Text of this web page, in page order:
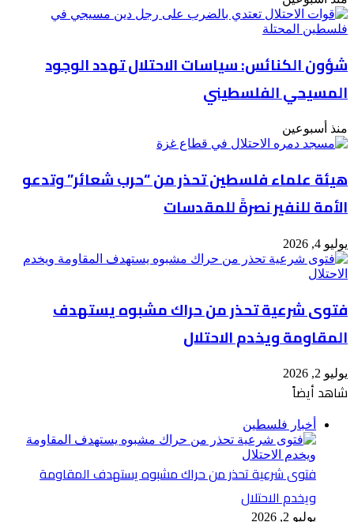
شؤون الكنائس: سياسات الاحتلال تهدد الوجود
المسيحي الفلسطيني
منذ أسبوعين
هيئة علماء فلسطين تحذر من “حرب شعائر” وتدعو
الأمة للنفير نصرةً للمقدسات
يوليو 4, 2026
فتوى شرعية تحذر من حراك مشبوه يستهدف
المقاومة ويخدم الاحتلال
يوليو 2, 2026
شاهد أيضاً
أخبار فلسطين
فتوى شرعية تحذر من حراك مشبوه يستهدف المقاومة
ويخدم الاحتلال
يوليو 2, 2026